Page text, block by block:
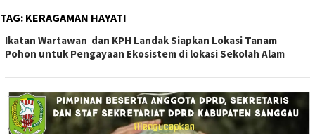
TAG: KERAGAMAN HAYATI
Ikatan Wartawan dan KPH Landak Siapkan Lokasi Tanam
Pohon untuk Pengayaan Ekosistem di lokasi Sekolah Alam